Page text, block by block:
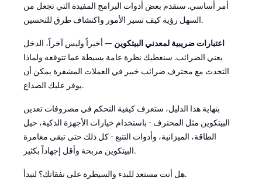
أمر أساسي. سنقدم بعض أدوات البرامج المفيدة التي تجعل من
السهل رؤية كيف تسير الأمور واكتشاف طرق للتحسين.
اعتبارات ضريبية لمعدني البيتكوين — أخيراً وليس آخراً، الدخل
يعني الضرائب. سنعطيك نظرة عامة بسيطة عما تتوقعه ولماذا
التحدث مع محترف ضرائب خبير في العملات المشفرة يمكن أن
يوفر عليك الصداع.
بنهاية هذا الدليل، ستعرف كيفية التحكم في مصروفات تعدين
البيتكوين مثل المحترف - باستخدام خيارات الأجهزة الذكية، حيل
الطاقة، الميزانية، وأدوات التتبع - كل ذلك حتى تبقى مغامرة
البيتكوين مربحة وأقل إجهاداً بكثير.
هل أنت مستعد للبدء والسيطرة على نفقاتك؟ لنبدأ.